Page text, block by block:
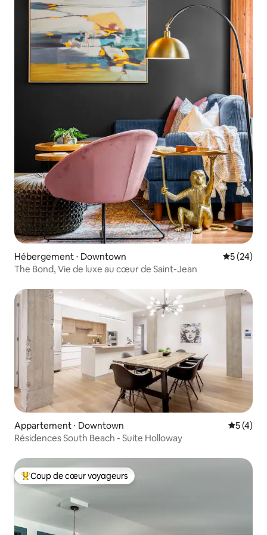
Hébergement ⋅ Downtown
5 (24)
The Bond, Vie de luxe au cœur de Saint-Jean
Appartement ⋅ Downtown
5 (4)
Résidences South Beach - Suite Holloway
Coups de cœur voyageurs les plus appréciés
Coup de cœur voyageurs